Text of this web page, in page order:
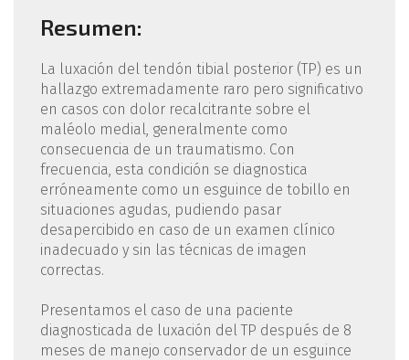
Resumen:
La luxación del tendón tibial posterior (TP) es un
hallazgo extremadamente raro pero significativo
en casos con dolor recalcitrante sobre el
maléolo medial, generalmente como
consecuencia de un traumatismo. Con
frecuencia, esta condición se diagnostica
erróneamente como un esguince de tobillo en
situaciones agudas, pudiendo pasar
desapercibido en caso de un examen clínico
inadecuado y sin las técnicas de imagen
correctas.
Presentamos el caso de una paciente
diagnosticada de luxación del TP después de 8
meses de manejo conservador de un esguince